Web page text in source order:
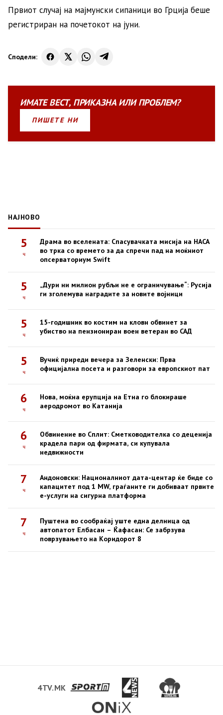
Првиот случај на мајмунски сипаници во Грција беше
регистриран на почетокот на јуни.
Сподели:
ИМАТЕВЕСТ, ПРИКАЗНАИЛИПРОБЛЕМ?
ПИШЕТЕ НИ
НАЈНОВО
5
ч
Драма во вселената: Спасувачката мисија на НАСА
во трка со времето за да спречи пад на моќниот
опсерваториум Swift
5
ч
„Дури ни милион рубљи не е ограничување“: Русија
ги зголемува наградите за новите војници
5
ч
15-годишник во костим на кловн обвинет за
убиство на пензиониран воен ветеран во САД
5
ч
Вучиќ приреди вечера за Зеленски: Прва
официјална посета и разговори за европскиот пат
6
ч
Нова, моќна ерупција на Етна го блокираше
аеродромот во Катанија
6
ч
Обвинение во Сплит: Сметководителка со деценија
крадела пари од фирмата, си купувала
недвижности
7
ч
Андоновски: Националниот дата-центар ќе биде со
капацитет под 1 MW, граѓаните ги добиваат првите
е-услуги на сигурна платформа
7
ч
Пуштена во сообраќај уште една делница од
автопатот Елбасан – Ќафасан: Се забрзува
поврзувањето на Коридорот 8
4TV.MK